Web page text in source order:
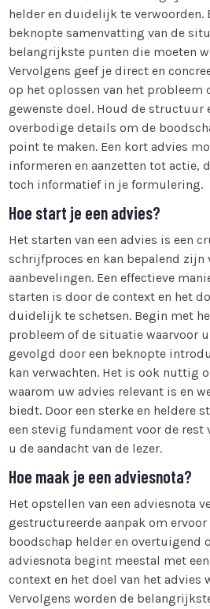
helder en duidelijk te verwoorden.
beknopte samenvatting van de
belangrijkste punten die moeten
Vervolgens geef je direct en
op het oplossen van het probleem
gewenste doel. Houd de structuur
overbodige details om de
point te maken. Een kort advies
informeren en aanzetten tot actie,
toch informatief in je formulering.
Hoe start je een advies?
Het starten van een advies is een
schrijfproces en kan bepalend zijn
aanbevelingen. Een effectieve
starten is door de context en het
duidelijk te schetsen. Begin met
probleem of de situatie waarvoor
gevolgd door een beknopte
kan verwachten. Het is ook nuttig
waarom uw advies relevant is en
biedt. Door een sterke en heldere
een stevig fundament voor de rest
u de aandacht van de lezer.
Hoe maak je een adviesnota?
Het opstellen van een adviesnota
gestructureerde aanpak om
boodschap helder en overtuigend
adviesnota begint meestal met
context en het doel van het advies
Vervolgens worden de